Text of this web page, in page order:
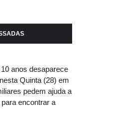
anos desaparece
Quinta (28) em
pedem ajuda a
encontrar a